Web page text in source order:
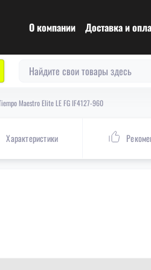
О компании Доставка и
Maestro Elite LE FG IF4127-960
Характеристики